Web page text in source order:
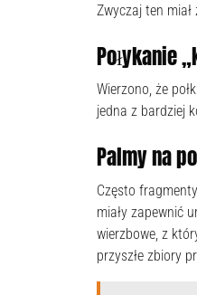
Zwyczaj ten
Połykanie
Wierzono, że
jedna z bardziej
Palmy na
Często
miały zapewnić
wierzbowe, z
przyszłe zbiory